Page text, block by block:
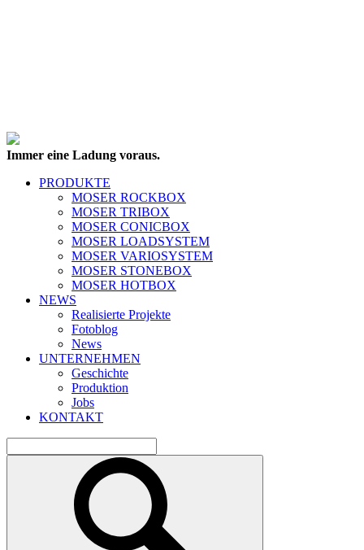
Immer eine Ladung voraus.
PRODUKTE
MOSER ROCKBOX
MOSER TRIBOX
MOSER CONICBOX
MOSER LOADSYSTEM
MOSER VARIOSYSTEM
MOSER STONEBOX
MOSER HOTBOX
NEWS
Realisierte Projekte
Fotoblog
News
UNTERNEHMEN
Geschichte
Produktion
Jobs
KONTAKT